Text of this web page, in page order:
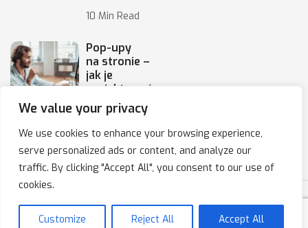
We value your privacy
We use cookies to enhance your browsing experience,
serve personalized ads or content, and analyze our
traffic. By clicking "Accept All", you consent to our use of
cookies.
Customize Reject All Accept All
10 Min Read
Pop-upy
na stronie –
jak je
projektować,
by
10 Min Read
Copyright © 2020-2025 IPresso S.A. Marketing Automation